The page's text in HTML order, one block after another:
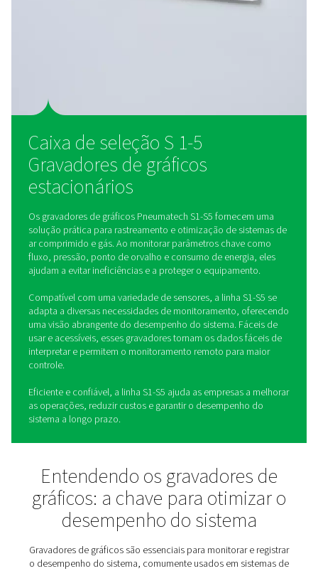
smartphones, tablets ou computadores, garantindo
Caixa de seleção S 1-5
Gravadores de gráficos